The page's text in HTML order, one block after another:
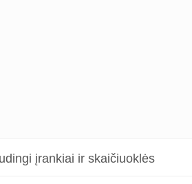
įrankiai ir skaičiuoklės